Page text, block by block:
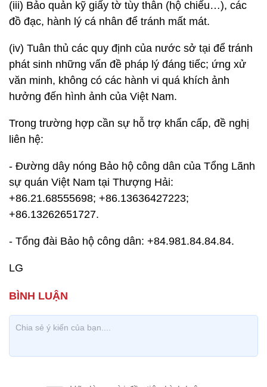
(iii) Bảo quản kỹ giấy tờ tùy thân (hộ chiếu…), các
đồ đạc, hành lý cá nhân để tránh mất mát.
(iv) Tuân thủ các quy định của nước sở tại để tránh
phát sinh những vấn đề pháp lý đáng tiếc; ứng xử
văn minh, không có các hành vi quá khích ảnh
hưởng đến hình ảnh của Việt Nam.
Trong trường hợp cần sự hỗ trợ khẩn cấp, đề nghị
liên hệ:
- Đường dây nóng Bảo hộ công dân của Tổng Lãnh
sự quán Việt Nam tại Thượng Hải:
+86.21.68555698; +86.13636427223;
+86.13262651727.
- Tổng đài Bảo hộ công dân: +84.981.84.84.84.
LG